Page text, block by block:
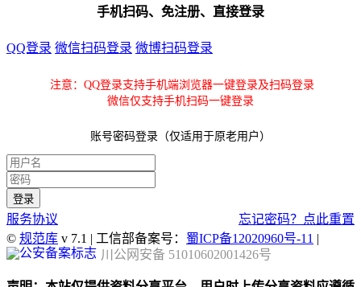
手机扫码、免注册、直接登录
QQ登录 微信扫码登录 微博扫码登录
注意：QQ登录支持手机端浏览器一键登录及扫码登录
微信仅支持手机扫码一键登录
账号密码登录（仅适用于原老用户）
服务协议
忘记密码？点此重置
© 规范库 v 7.1 | 工信部备案号： 蜀ICP备12020960号-11 |
川公网安备 51010602001426号